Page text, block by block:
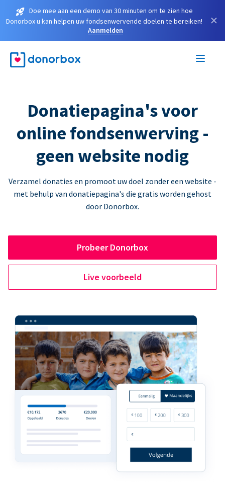
Doe mee aan een demo van 30 minuten om te zien hoe
Donorbox u kan helpen uw fondsenwervende doelen te bereiken!
Aanmelden
×
Donatiepagina's voor
online fondsenwerving -
geen website nodig
Verzamel donaties en promoot uw doel zonder een website -
met behulp van donatiepagina's die gratis worden gehost
door Donorbox.
Probeer Donorbox
Live voorbeeld